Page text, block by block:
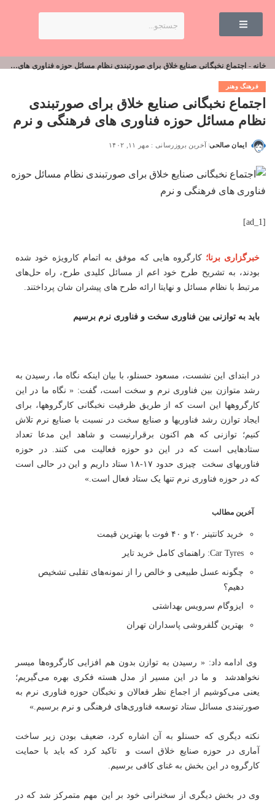
خانه - اجتماع نخبگانی صنایع خلاق برای صورت‎بندی نظام مسائل حوزه فناوری های فرهنگی و نرم
فرهنگ وهنر
اجتماع نخبگانی صنایع خلاق برای صورت‎بندی
نظام مسائل حوزه فناوری های فرهنگی و نرم
ایمان صالحی آخرین بروزرسانی : مهر ۱۱, ۱۴۰۲
[ad_1]
خبرگزاری برنا؛ کارگروه هایی که موفق به اتمام کارویژه خود شده
بودند، به تشریح طرح خود اعم از مسائل کلیدی طرح، راه حل‌های
مرتبط با نظام مسائل و نهایتا ارائه طرح های پیشران شان پرداختند.
باید به توازنی بین فناوری سخت و فناوری نرم برسیم
در ابتدای این نشست، مسعود حسنلو، با بیان اینکه نگاه ما، رسیدن به
رشد متوازن بین فناوری نرم و سخت است، گفت: « نگاه ما در این
کارگروهها این است که از طریق ظرفیت نخبگانی کارگروهها، برای
ایجاد توازن رشد فناوریها و صنایع سخت در نسبت با صنایع نرم تلاش
کنیم؛ توازنی که هم اکنون برقرارنیست و شاهد این مدعا تعداد
ستادهایی است که در این دو حوزه فعالیت می کنند. در حوزه
فناوری‎های سخت چیزی حدود ۱۷-۱۸ ستاد داریم و این در حالی است
که در حوزه فناوری نرم تنها یک ستاد فعال است.»
آخرین مطالب
خرید کانتینر ۲۰ و ۴۰ فوت با بهترین قیمت
Car Tyres: راهنمای کامل خرید تایر
چگونه عسل طبیعی و خالص را از نمونه‌های تقلبی تشخیص
دهیم؟
ایزوگام سرویس بهداشتی
بهترین گلفروشی پاسداران تهران
وی ادامه داد: « رسیدن به توازن بدون هم افزایی کارگروه‌ها میسر
نخواهدشد و ما در این مسیر از مدل هسته فکری بهره می‌گیریم؛
یعنی می‌کوشیم از اجماع نظر فعالان و نخبگان حوزه فناوری نرم به
صورتبندی مسائل ستاد توسعه فناوری‌های فرهنگی و نرم برسیم.»
نکته دیگری که حسنلو به آن اشاره کرد، ضعیف بودن زیر ساخت
آماری در حوزه صنایع خلاق است و تاکید کرد که باید با حمایت
کارگروه در این بخش به غنای کافی برسیم.
وی در بخش دیگری از سخنرانی خود بر این مهم متمرکز شد که در